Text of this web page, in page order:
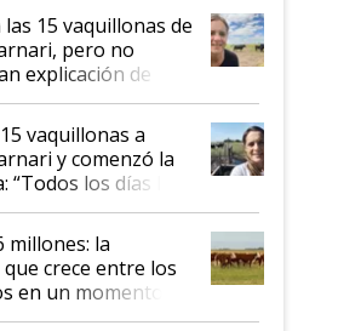
claro del gobierno
15 vaquillonas de
pero no
explicación de
allí
vaquillonas a
y comenzó la
“Todos los días le
productor”
millones: la
crece entre los
en un momento
la actividad